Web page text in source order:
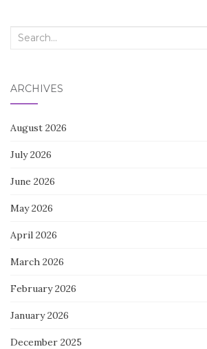
Search
ARCHIVES
August 2026
July 2026
June 2026
May 2026
April 2026
March 2026
February 2026
January 2026
December 2025